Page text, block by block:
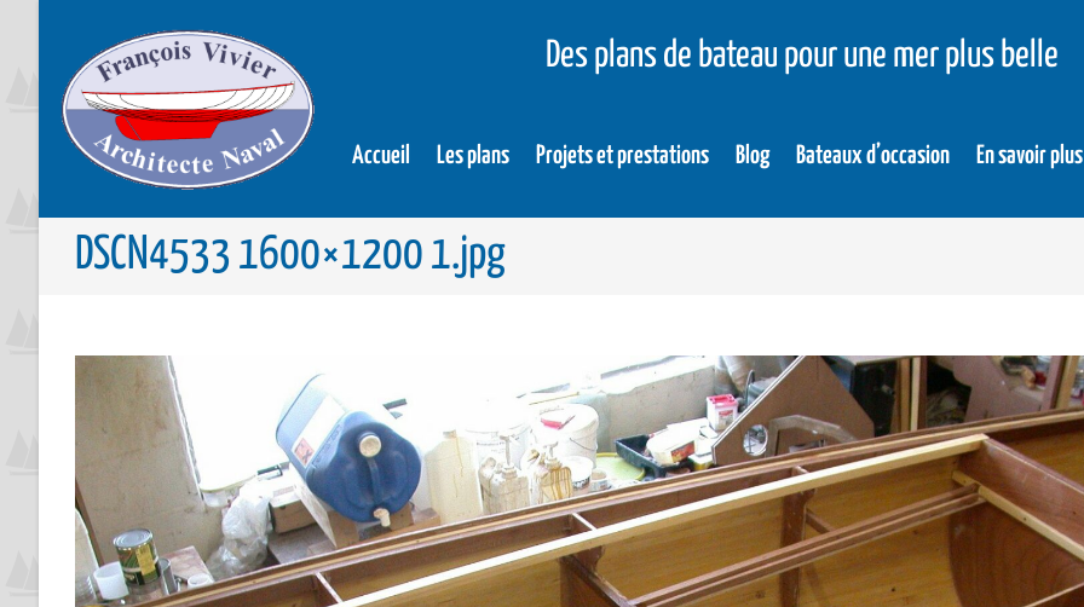
Des plans de bateau pour une mer plus belle
Accueil Les plans Projets et prestations Blog Bateaux d’occasion En savoir plus
DSCN4533 1600×1200 1.jpg